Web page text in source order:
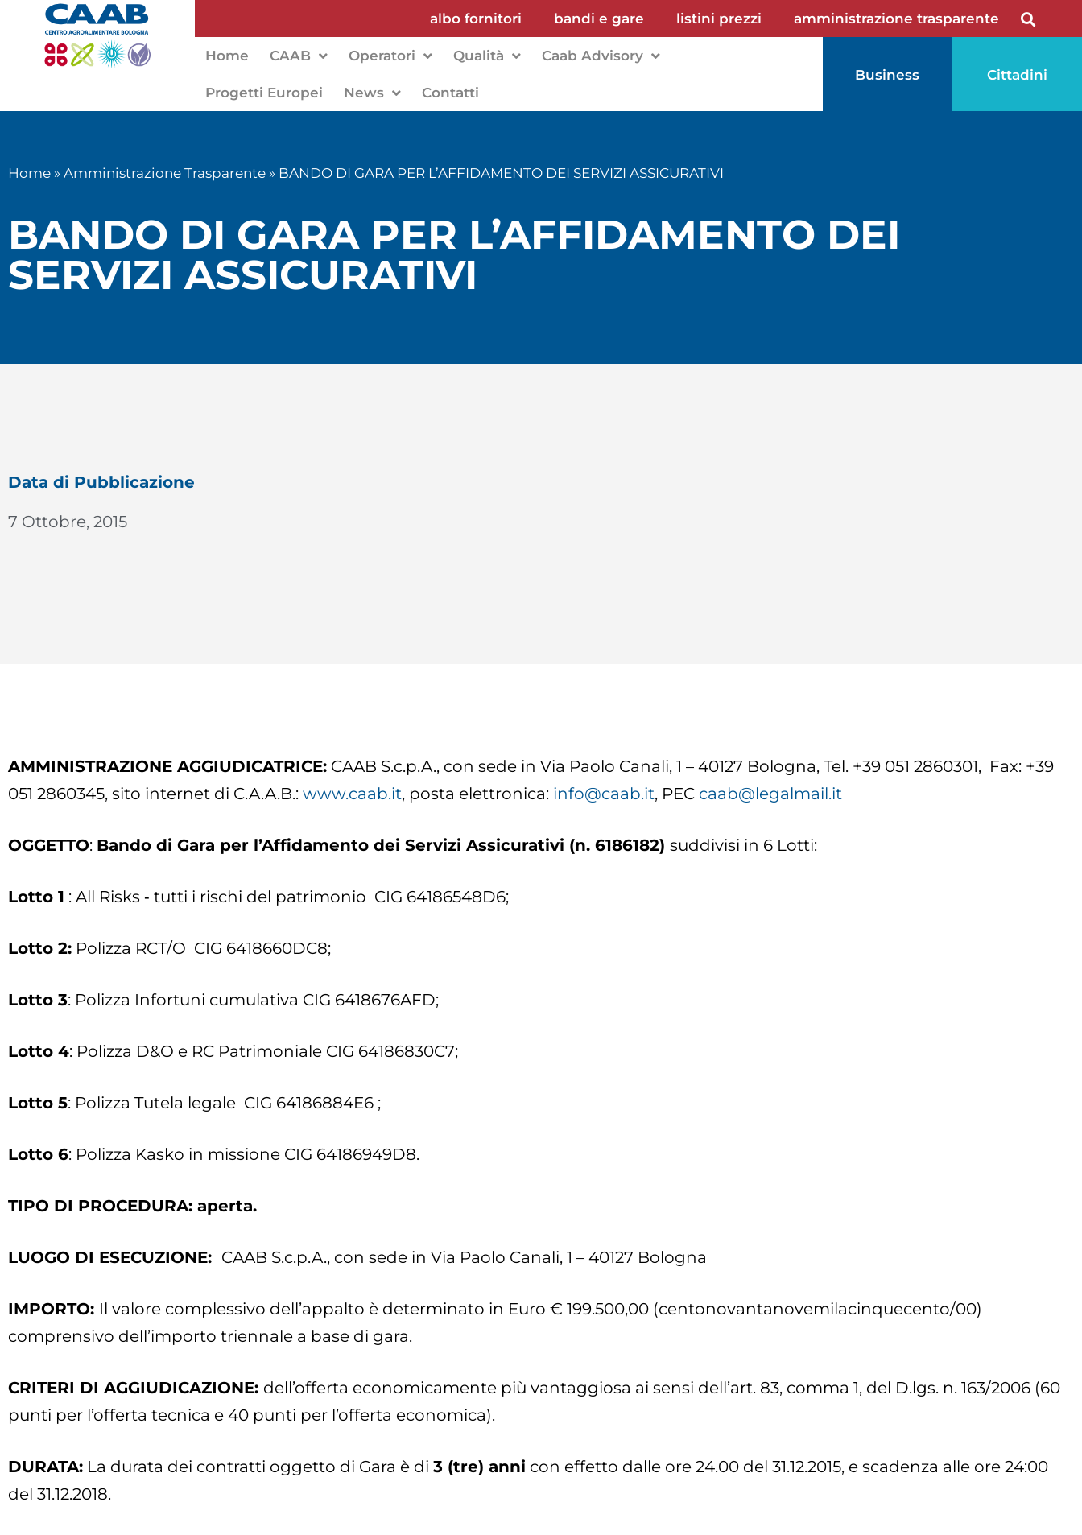
albo fornitori bandi e gare listini prezzi amministrazione trasparente
Home CAAB Operatori Qualità Caab Advisory
Progetti Europei News Contatti
Business Cittadini
Home » Amministrazione Trasparente » BANDO DI GARA PER L’AFFIDAMENTO DEI SERVIZI ASSICURATIVI
BANDO DI GARA PER L’AFFIDAMENTO DEI
SERVIZI ASSICURATIVI
Data di Pubblicazione
7 Ottobre, 2015
AMMINISTRAZIONE AGGIUDICATRICE: CAAB S.c.p.A., con sede in Via Paolo Canali, 1 – 40127 Bologna, Tel. +39 051 2860301, Fax: +39
051 2860345, sito internet di C.A.A.B.: www.caab.it, posta elettronica: info@caab.it, PEC caab@legalmail.it
OGGETTO: Bando di Gara per l’Affidamento dei Servizi Assicurativi (n. 6186182) suddivisi in 6 Lotti:
Lotto 1 : All Risks ‐ tutti i rischi del patrimonio CIG 64186548D6;
Lotto 2: Polizza RCT/O CIG 6418660DC8;
Lotto 3: Polizza Infortuni cumulativa CIG 6418676AFD;
Lotto 4: Polizza D&O e RC Patrimoniale CIG 64186830C7;
Lotto 5: Polizza Tutela legale CIG 64186884E6 ;
Lotto 6: Polizza Kasko in missione CIG 64186949D8.
TIPO DI PROCEDURA: aperta.
LUOGO DI ESECUZIONE: CAAB S.c.p.A., con sede in Via Paolo Canali, 1 – 40127 Bologna
IMPORTO: Il valore complessivo dell’appalto è determinato in Euro € 199.500,00 (centonovantanovemilacinquecento/00)
comprensivo dell’importo triennale a base di gara.
CRITERI DI AGGIUDICAZIONE: dell’offerta economicamente più vantaggiosa ai sensi dell’art. 83, comma 1, del D.lgs. n. 163/2006 (60
punti per l’offerta tecnica e 40 punti per l’offerta economica).
DURATA: La durata dei contratti oggetto di Gara è di 3 (tre) anni con effetto dalle ore 24.00 del 31.12.2015, e scadenza alle ore 24:00
del 31.12.2018.